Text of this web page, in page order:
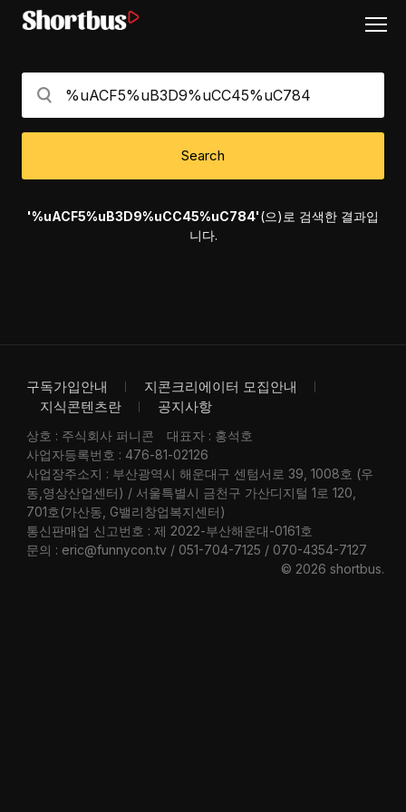
Search
'%uACF5%uB3D9%uCC45%uC784'(으)로 검색한 결과입
니다.
구독가입안내
지콘크리에이터 모집안내
지식콘텐츠란
공지사항
상호 : 주식회사 퍼니콘
대표자 : 홍석호
사업자등록번호 : 476-81-02126
사업장주소지 : 부산광역시 해운대구 센텀서로 39, 1008호 (우
동,영상산업센터) / 서울특별시 금천구 가산디지털 1로 120,
701호(가산동, G밸리창업복지센터)
통신판매업 신고번호 : 제 2022-부산해운대-0161호
문의 : eric@funnycon.tv / 051-704-7125 / 070-4354-7127
© 2026 shortbus.